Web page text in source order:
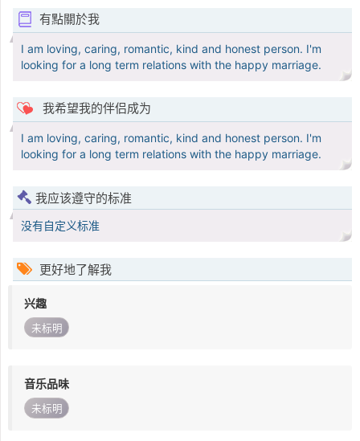
有點關於我
I am loving, caring, romantic, kind and honest person. I'm
looking for a long term relations with the happy marriage.
我希望我的伴侣成为
I am loving, caring, romantic, kind and honest person. I'm
looking for a long term relations with the happy marriage.
我应该遵守的标准
没有自定义标准
更好地了解我
兴趣
未标明
音乐品味
未标明